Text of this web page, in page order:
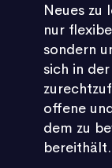
Neues zu
nur
sondern
sich in
offene
dem zu
bereithält.